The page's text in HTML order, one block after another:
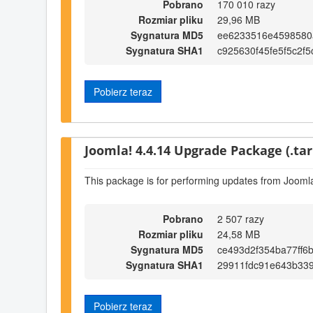
Pobrano
170 010 razy
Rozmiar pliku
29,96 MB
Sygnatura MD5
Sygnatura SHA1
Pobierz teraz
Joomla! 4.4.14 Upgrade Package
This package is for performing updates from
Pobrano
2 507 razy
Rozmiar pliku
24,58 MB
Sygnatura MD5
Sygnatura SHA1
Pobierz teraz